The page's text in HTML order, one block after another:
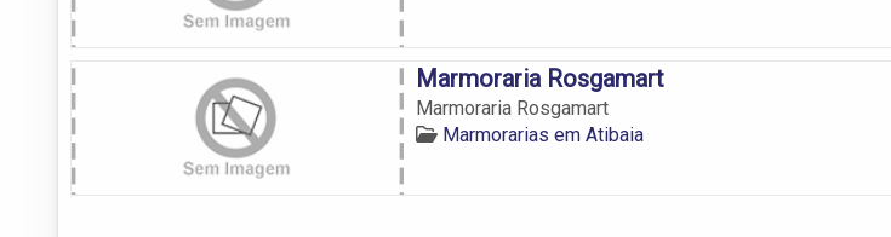
Marmoraria Rosgamart
Marmoraria Rosgamart
Marmorarias em Atibaia